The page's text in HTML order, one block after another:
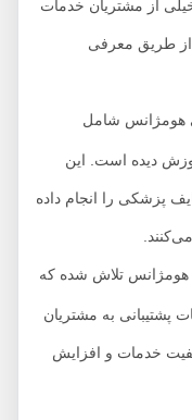
از مشتریان خدمات
معرفی
شامل
است. این
را انجام داده
تلاش شده که
به مشتریان
خدمات و افزایش